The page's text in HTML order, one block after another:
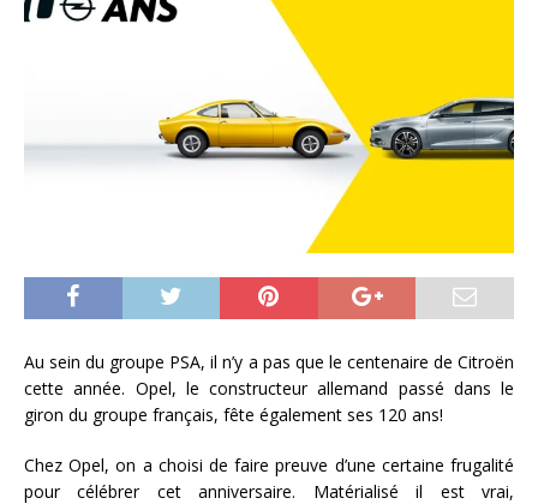
Au sein du groupe PSA, il n’y a pas que le centenaire de Citroën
cette année. Opel, le constructeur allemand passé dans le
giron du groupe français, fête également ses 120 ans!
Chez Opel, on a choisi de faire preuve d’une certaine frugalité
pour célébrer cet anniversaire. Matérialisé il est vrai,